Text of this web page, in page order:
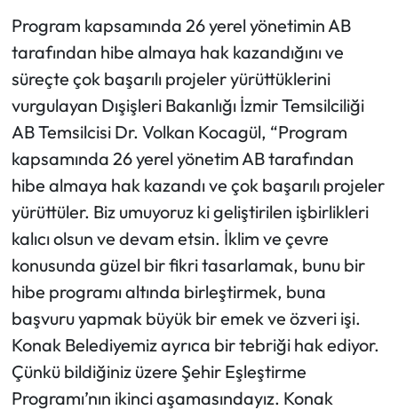
Program kapsamında 26 yerel yönetimin AB
tarafından hibe almaya hak kazandığını ve
süreçte çok başarılı projeler yürüttüklerini
vurgulayan Dışişleri Bakanlığı İzmir Temsilciliği
AB Temsilcisi Dr. Volkan Kocagül, “Program
kapsamında 26 yerel yönetim AB tarafından
hibe almaya hak kazandı ve çok başarılı projeler
yürüttüler. Biz umuyoruz ki geliştirilen işbirlikleri
kalıcı olsun ve devam etsin. İklim ve çevre
konusunda güzel bir fikri tasarlamak, bunu bir
hibe programı altında birleştirmek, buna
başvuru yapmak büyük bir emek ve özveri işi.
Konak Belediyemiz ayrıca bir tebriği hak ediyor.
Çünkü bildiğiniz üzere Şehir Eşleştirme
Programı’nın ikinci aşamasındayız. Konak